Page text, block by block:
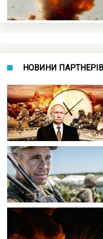
НОВИНИ ПАРТНЕРІВ